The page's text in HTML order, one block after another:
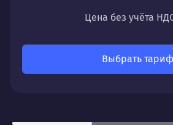
Регулярный мониторинг и
Что получите:
Постепенный, но уверенный
трафика, улучшение позиций
Цена без учёта
Выбрать тариф